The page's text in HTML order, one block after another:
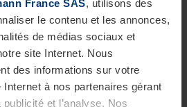
France SAS, utilisons des
le contenu et les annonces,
de médias sociaux et
site Internet. Nous
des informations sur votre
à nos partenaires gérant
et l’analyse. Nos